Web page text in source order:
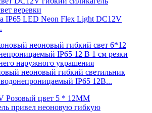
IP65 LED Neon Flex Light DC12V
неоновый гибкий светильник
IP65 12В...